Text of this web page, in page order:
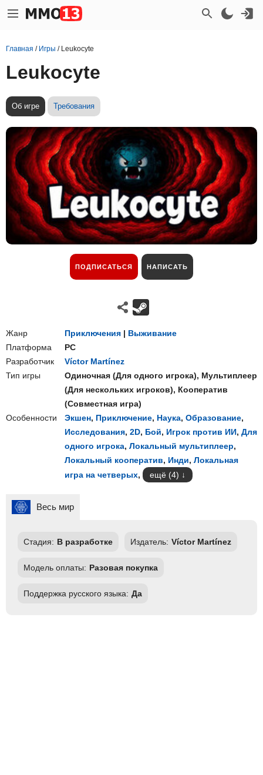
Главная / Игры / Leukocyte
Leukocyte
Об игре Требования
ПОДПИСАТЬСЯ НАПИСАТЬ
Жанр Приключения | Выживание
Платформа
PC
Разработчик
Víctor Martínez
Тип игры
Одиночная (Для одного игрока), Мультиплеер
(Для нескольких игроков), Кооператив
(Совместная игра)
Особенности
Экшен, Приключение, Наука, Образование,
Исследования, 2D, Бой, Игрок против ИИ, Для
одного игрока, Локальный мультиплеер,
Локальный кооператив, Инди, Локальная
игра на четверых, ещё (4)
Весь мир
Стадия: В разработке Издатель: Víctor Martínez
Модель оплаты: Разовая покупка
Поддержка русского языка: Да